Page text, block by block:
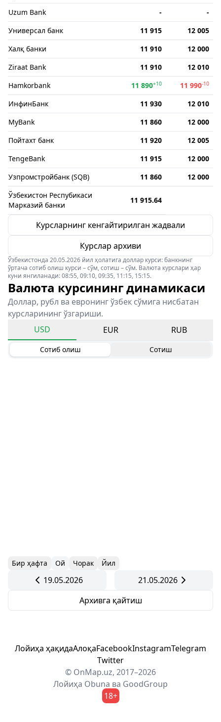
Uzum Bank
-
-
Универсал банк
11 915
12 005
Халқ банки
11 910
12 000
Ziraat Bank
11 910
12 010
Hamkorbank
11 890+10 11 990-10
ИнфинБанк 11 930
12 010
MyBank
11 860
12 000
Пойтахт банк
11 920
12 005
TengeBank
11 915
12 000
Узпромстройбанк (SQB)
11 860
12 000
Ўзбекистон Респубикаси
Марказий банки
11 915.64
Курсларнинг кенгайтирилган жадвали
Курслар архиви
Ўзбекистонда 20.05.2026 йил ҳолатига доллар курси: банкнинг
ўртача сотиб олиш курси – сўм, сотиш – сўм. Валюта курслари ҳар
куни янгиланади: 08:55, 09:10, 09:35, 11:15, 15:15.
Валюта курсининг динамикаси
Доллар, рубл ва евронинг ўзбек сўмига нисбатан
курсларининг ўзгариши.
USD
EUR RUB
Сотиб олиш Сотиш
Бир ҳафта Ой Чорак Йил
19.05.2026
21.05.2026
Архивга қайтиш
Лойиҳа ҳақидаАлоқаFacebookInstagramTelegram
Twitter
© OnMap.uz, 2017–2026
Лойиҳа Obuna ва GoodGroup
18+